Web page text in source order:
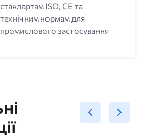
стандартам ISO, CE та
технічним нормам для
промислового застосування